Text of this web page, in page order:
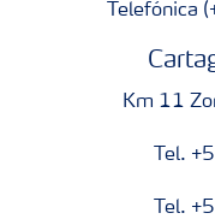
Km 11
Tel.
Tel.